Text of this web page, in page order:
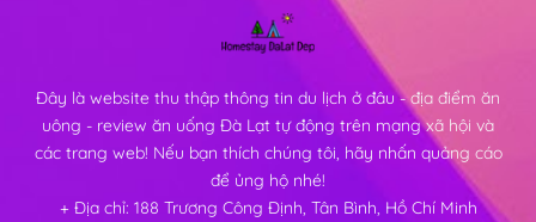
Đây là website thu thập thông tin du lịch ở đâu - địa điểm ăn
uông - review ăn uống Đà Lạt tự động trên mạng xã hội và
các trang web! Nếu bạn thích chúng tôi, hãy nhấn quảng cáo
để ủng hộ nhé!
+ Địa chỉ: 188 Trương Công Định, Tân Bình, Hồ Chí Minh